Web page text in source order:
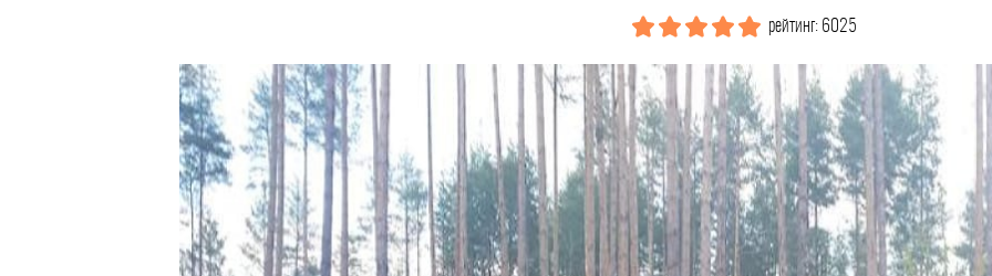
рейтинг: 6025